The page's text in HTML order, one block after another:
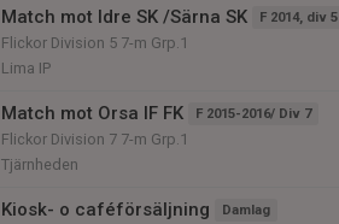
Match mot Idre SK /Särna SK F 2014, div 5
Flickor Division 5 7-m Grp.1
Lima IP
Match mot Orsa IF FK F 2015-2016/ Div 7
Flickor Division 7 7-m Grp.1
Tjärnheden
Kiosk- o caféförsäljning Damlag